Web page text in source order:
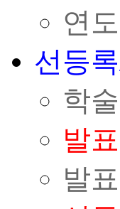
연
선등
학
발
발